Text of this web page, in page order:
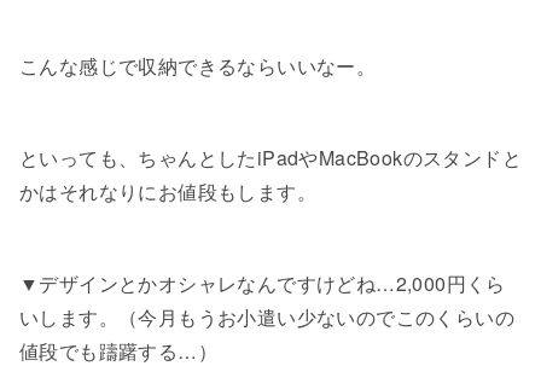
こんな感じで収納できるならいいなー。
といっても、ちゃんとしたiPadやMacBookのスタンドと
かはそれなりにお値段もします。
▼デザインとかオシャレなんですけどね…2,000円くら
いします。（今月もうお小遣い少ないのでこのくらいの
値段でも躊躇する…）